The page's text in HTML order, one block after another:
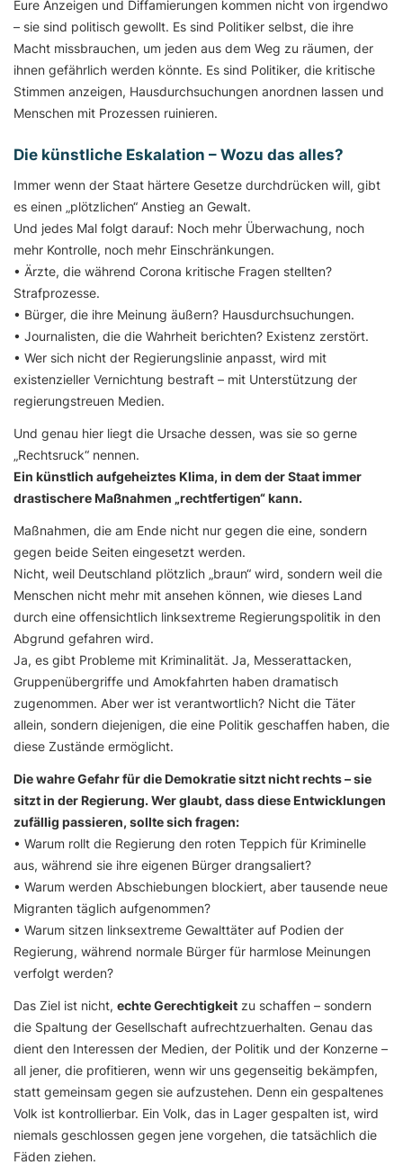
Eure Anzeigen und Diffamierungen kommen nicht von irgendwo
– sie sind politisch gewollt. Es sind Politiker selbst, die ihre
Macht missbrauchen, um jeden aus dem Weg zu räumen, der
ihnen gefährlich werden könnte. Es sind Politiker, die kritische
Stimmen anzeigen, Hausdurchsuchungen anordnen lassen und
Menschen mit Prozessen ruinieren.
Die künstliche Eskalation – Wozu das alles?
Immer wenn der Staat härtere Gesetze durchdrücken will, gibt
es einen „plötzlichen“ Anstieg an Gewalt.
Und jedes Mal folgt darauf: Noch mehr Überwachung, noch
mehr Kontrolle, noch mehr Einschränkungen.
• Ärzte, die während Corona kritische Fragen stellten?
Strafprozesse.
• Bürger, die ihre Meinung äußern? Hausdurchsuchungen.
• Journalisten, die die Wahrheit berichten? Existenz zerstört.
• Wer sich nicht der Regierungslinie anpasst, wird mit
existenzieller Vernichtung bestraft – mit Unterstützung der
regierungstreuen Medien.
Und genau hier liegt die Ursache dessen, was sie so gerne
„Rechtsruck“ nennen.
Ein künstlich aufgeheiztes Klima, in dem der Staat immer
drastischere Maßnahmen „rechtfertigen“ kann.
Maßnahmen, die am Ende nicht nur gegen die eine, sondern
gegen beide Seiten eingesetzt werden.
Nicht, weil Deutschland plötzlich „braun“ wird, sondern weil die
Menschen nicht mehr mit ansehen können, wie dieses Land
durch eine offensichtlich linksextreme Regierungspolitik in den
Abgrund gefahren wird.
Ja, es gibt Probleme mit Kriminalität. Ja, Messerattacken,
Gruppenübergriffe und Amokfahrten haben dramatisch
zugenommen. Aber wer ist verantwortlich? Nicht die Täter
allein, sondern diejenigen, die eine Politik geschaffen haben, die
diese Zustände ermöglicht.
Die wahre Gefahr für die Demokratie sitzt nicht rechts – sie
sitzt in der Regierung. Wer glaubt, dass diese Entwicklungen
zufällig passieren, sollte sich fragen:
• Warum rollt die Regierung den roten Teppich für Kriminelle
aus, während sie ihre eigenen Bürger drangsaliert?
• Warum werden Abschiebungen blockiert, aber tausende neue
Migranten täglich aufgenommen?
• Warum sitzen linksextreme Gewalttäter auf Podien der
Regierung, während normale Bürger für harmlose Meinungen
verfolgt werden?
Das Ziel ist nicht, echte Gerechtigkeit zu schaffen – sondern
die Spaltung der Gesellschaft aufrechtzuerhalten. Genau das
dient den Interessen der Medien, der Politik und der Konzerne –
all jener, die profitieren, wenn wir uns gegenseitig bekämpfen,
statt gemeinsam gegen sie aufzustehen. Denn ein gespaltenes
Volk ist kontrollierbar. Ein Volk, das in Lager gespalten ist, wird
niemals geschlossen gegen jene vorgehen, die tatsächlich die
Fäden ziehen.